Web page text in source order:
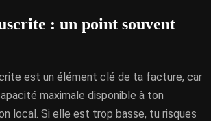
: un point souvent
est un élément clé de ta facture, car
maximale disponible à ton
local. Si elle est trop basse, tu risques